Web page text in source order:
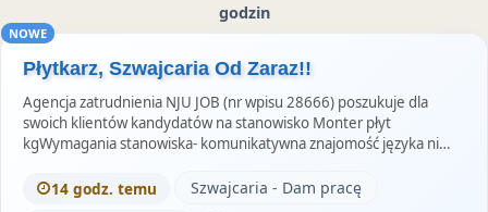
godzin
NOWE
Płytkarz, Szwajcaria Od Zaraz!!
Agencja zatrudnienia NJU JOB (nr wpisu 28666) poszukuje dla
swoich klientów kandydatów na stanowisko Monter płyt
kgWymagania stanowiska- komunikatywna znajomość języka ni…
14 godz. temu
Szwajcaria - Dam pracę